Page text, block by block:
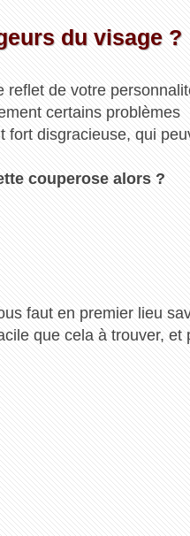
du visage ?
reflet de votre
certains problèmes
fort disgracieuse, qui
couperose alors ?
faut en premier lieu
que cela à trouver, et